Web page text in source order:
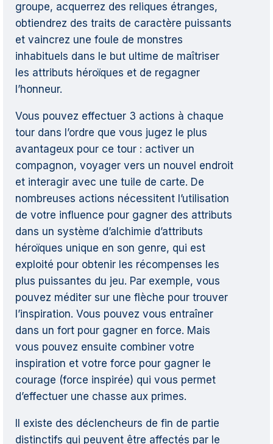
groupe, acquerrez des reliques étranges,
obtiendrez des traits de caractère puissants
et vaincrez une foule de monstres
inhabituels dans le but ultime de maîtriser
les attributs héroïques et de regagner
l’honneur.
Vous pouvez effectuer 3 actions à chaque
tour dans l’ordre que vous jugez le plus
avantageux pour ce tour : activer un
compagnon, voyager vers un nouvel endroit
et interagir avec une tuile de carte. De
nombreuses actions nécessitent l’utilisation
de votre influence pour gagner des attributs
dans un système d’alchimie d’attributs
héroïques unique en son genre, qui est
exploité pour obtenir les récompenses les
plus puissantes du jeu. Par exemple, vous
pouvez méditer sur une flèche pour trouver
l’inspiration. Vous pouvez vous entraîner
dans un fort pour gagner en force. Mais
vous pouvez ensuite combiner votre
inspiration et votre force pour gagner le
courage (force inspirée) qui vous permet
d’effectuer une chasse aux primes.
Il existe des déclencheurs de fin de partie
distinctifs qui peuvent être affectés par le